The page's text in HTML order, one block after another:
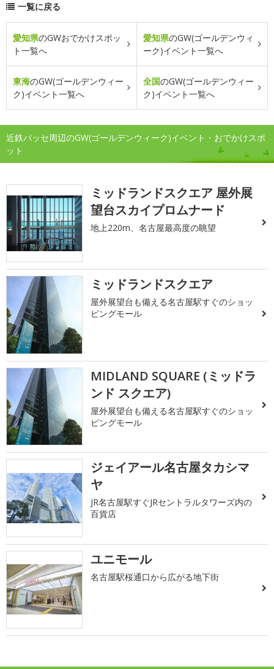
一覧に戻る
愛知県のGWおでかけスポッ
ト一覧へ
愛知県のGW(ゴールデンウィ
ーク)イベント一覧へ
東海のGW(ゴールデンウィー
ク)イベント一覧へ
全国のGW(ゴールデンウィー
ク)イベント一覧へ
近鉄パッセ周辺のGW(ゴールデンウィーク)イベント・おでかけスポ
ット
ミッドランドスクエア 屋外展
望台スカイプロムナード
地上220m、名古屋最高度の眺望
ミッドランドスクエア
屋外展望台も備える名古屋駅すぐのショッ
ピングモール
MIDLAND SQUARE (ミッドラ
ンド スクエア)
屋外展望台も備える名古屋駅すぐのショッ
ピングモール
ジェイアール名古屋タカシマ
ヤ
JR名古屋駅すぐJRセントラルタワーズ内の
百貨店
ユニモール
名古屋駅桜通口から広がる地下街